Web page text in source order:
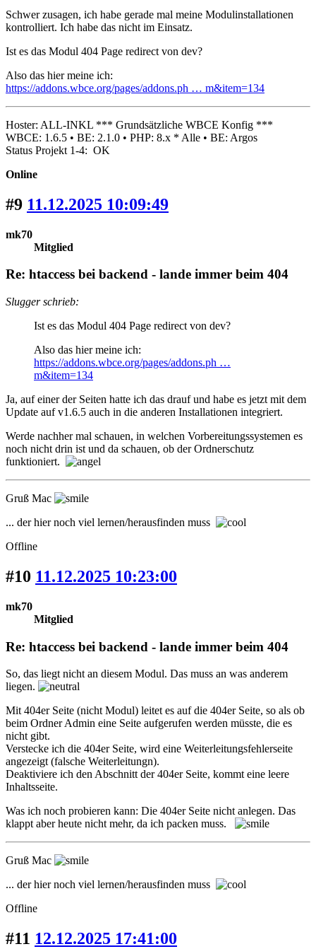
Schwer zusagen, ich habe gerade mal meine Modulinstallationen
kontrolliert. Ich habe das nicht im Einsatz.
Ist es das Modul 404 Page redirect von dev?
Also das hier meine ich:
https://addons.wbce.org/pages/addons.ph … m&item=134
Hoster: ALL-INKL *** Grundsätzliche WBCE Konfig ***
WBCE: 1.6.5 • BE: 2.1.0 • PHP: 8.x * Alle • BE: Argos
Status Projekt 1-4: OK
Online
#9 11.12.2025 10:09:49
mk70
Mitglied
Re: htaccess bei backend - lande immer beim 404
Slugger schrieb:
Ist es das Modul 404 Page redirect von dev?
Also das hier meine ich:
https://addons.wbce.org/pages/addons.ph …
m&item=134
Ja, auf einer der Seiten hatte ich das drauf und habe es jetzt mit dem
Update auf v1.6.5 auch in die anderen Installationen integriert.
Werde nachher mal schauen, in welchen Vorbereitungssystemen es
noch nicht drin ist und da schauen, ob der Ordnerschutz
funktioniert.
Gruß Mac
... der hier noch viel lernen/herausfinden muss
Offline
#10 11.12.2025 10:23:00
mk70
Mitglied
Re: htaccess bei backend - lande immer beim 404
So, das liegt nicht an diesem Modul. Das muss an was anderem
liegen.
Mit 404er Seite (nicht Modul) leitet es auf die 404er Seite, so als ob
beim Ordner Admin eine Seite aufgerufen werden müsste, die es
nicht gibt.
Verstecke ich die 404er Seite, wird eine Weiterleitungsfehlerseite
angezeigt (falsche Weiterleitungn).
Deaktiviere ich den Abschnitt der 404er Seite, kommt eine leere
Inhaltsseite.
Was ich noch probieren kann: Die 404er Seite nicht anlegen. Das
klappt aber heute nicht mehr, da ich packen muss.
Gruß Mac
... der hier noch viel lernen/herausfinden muss
Offline
#11 12.12.2025 17:41:00